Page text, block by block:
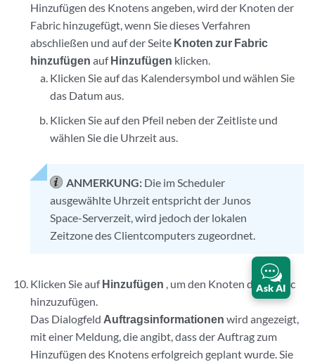
Hinzufügen des Knotens angeben, wird der Knoten der
Fabric hinzugefügt, wenn Sie dieses Verfahren
abschließen und auf der Seite Knoten zur Fabric
hinzufügen aufHinzufügen klicken.
Klicken Sie auf das Kalendersymbol und wählen Sie
das Datum aus.
Klicken Sie auf den Pfeil neben der Zeitliste und
wählen Sie die Uhrzeit aus.
ANMERKUNG: Die im Scheduler
ausgewählte Uhrzeit entspricht der Junos
Space-Serverzeit, wird jedoch der lokalen
Zeitzone des Clientcomputers zugeordnet.
Klicken Sie aufHinzufügen , um den Knoten der Fabric
hinzuzufügen.
Das Dialogfeld Auftragsinformationen wird angezeigt,
mit einer Meldung, die angibt, dass der Auftrag zum
Hinzufügen des Knotens erfolgreich geplant wurde. Sie
Ask AI